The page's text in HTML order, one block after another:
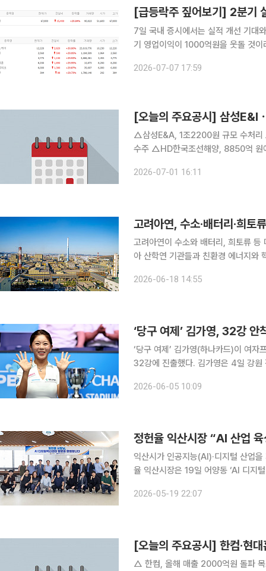
7일 국내 증시에서는 실적 개선 기대
기 영업이익이 1000억원을 웃돌 것
효성화학이다. 효성화학은
2026-07-07 17:59
[오늘의 주요공시] 삼성E&I
△삼성E&A, 1조2200원 규모 수처리
수주 △HD한국조선해양, 8850억 원
주 소각 전제로 2대1 주식병합 추진
2026-07-01 16:11
고려아연, 수소·배터리·희
고려아연이 수소와 배터리, 희토류
아 산학연 기관들과 친환경 에너지와
소재, 희토류 분야를 중심으로 정부
2026-06-18 14:55
‘당구 여제’ 김가영, 32강
‘당구 여제’ 김가영(하나카드)이 여
32강에 진출했다. 김가영은 4일 강원 정선군 하이원리조트 그랜드호텔 컨벤션타워에서 열린
2026-06-05 10:09
정헌율 익산시장 “AI 산업
익산시가 인공지능(AI)·디지털 산업을
율 익산시장은 19일 어양동 ‘AI 디지
센터 입주기업 7곳의 사업 현황과 기
2026-05-19 22:07
[오늘의 주요공시] 한컴·현
△ 한컴, 올해 매출 2000억원 돌파 목표…AI 비중 확대 추진